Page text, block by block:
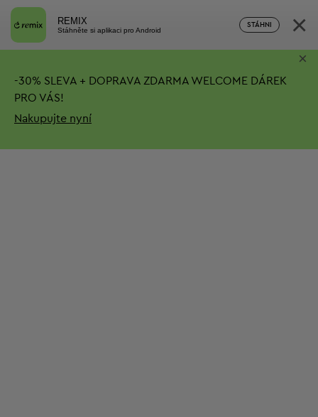
REMIX
Stáhněte si aplikaci pro Android
STÁHNI ×
-30% SLEVA + DOPRAVA ZDARMA WELCOME DÁREK
PRO VÁS!
Nakupujte nyní
×